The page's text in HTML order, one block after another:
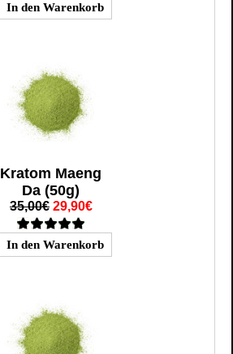
Kratom Maeng
Da (50g)
35,00€ 29,90€